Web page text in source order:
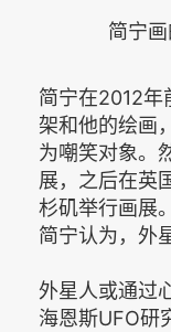
简宁
简宁在2012年
架和他的绘画
为嘲笑对象。
展，之后在英
杉矶举行画展。
简宁认为，外
外星人或通过
海恩斯UFO研